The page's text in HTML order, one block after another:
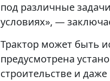
под различные
условиях», —
Трактор может быть
предусмотрена
строительстве и